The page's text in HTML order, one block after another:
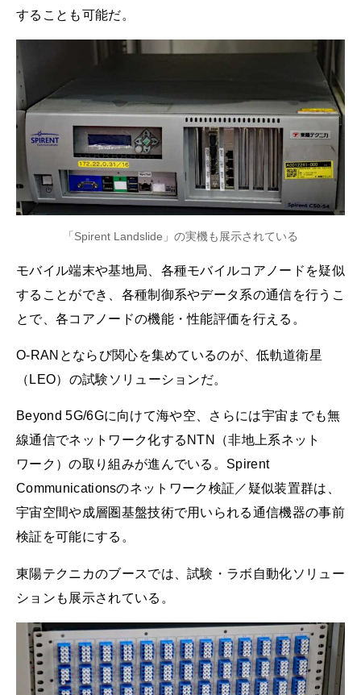
することも可能だ。
「Spirent Landslide」の実機も展示されている
モバイル端末や基地局、各種モバイルコアノードを疑似
することができ、各種制御系やデータ系の通信を行うこ
とで、各コアノードの機能・性能評価を行える。
O-RANとならび関心を集めているのが、低軌道衛星
（LEO）の試験ソリューションだ。
Beyond 5G/6Gに向けて海や空、さらには宇宙までも無
線通信でネットワーク化するNTN（非地上系ネット
ワーク）の取り組みが進んでいる。Spirent
Communicationsのネットワーク検証／疑似装置群は、
宇宙空間や成層圏基盤技術で用いられる通信機器の事前
検証を可能にする。
東陽テクニカのブースでは、試験・ラボ自動化ソリュー
ションも展示されている。